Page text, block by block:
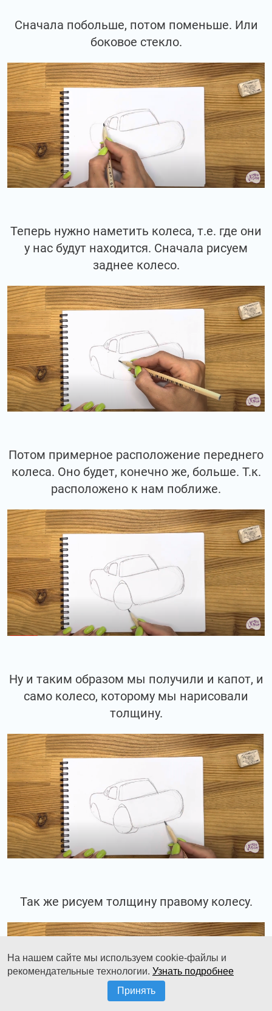
Сначала побольше, потом поменьше. Или
боковое стекло.
Теперь нужно наметить колеса, т.е. где они
у нас будут находится. Сначала рисуем
заднее колесо.
Потом примерное расположение переднего
колеса. Оно будет, конечно же, больше. Т.к.
расположено к нам поближе.
Ну и таким образом мы получили и капот, и
само колесо, которому мы нарисовали
толщину.
Так же рисуем толщину правому колесу.
На нашем сайте мы используем cookie-файлы и
рекомендательные технологии. Узнать подробнее
Принять